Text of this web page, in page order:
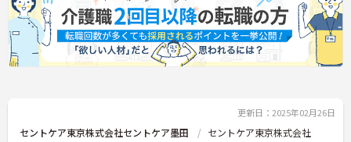
更新日：2025年02月26日
セントケア東京株式会社セントケア墨田 セントケア東京株式会社